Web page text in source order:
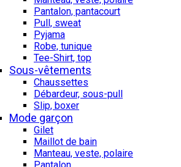
Pantalon, pantacourt
Pull, sweat
Pyjama
Robe, tunique
Tee-Shirt, top
Sous-vêtements
Chaussettes
Débardeur, sous-pull
Slip, boxer
Mode garçon
Gilet
Maillot de bain
Manteau, veste, polaire